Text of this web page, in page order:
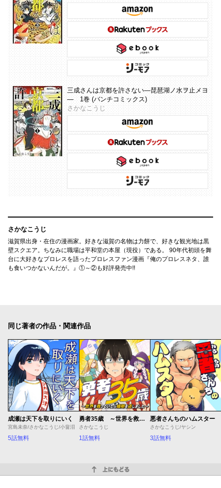
三成さんは京都を許さない―琵琶湖ノ水ヲ止メヨ
― 1巻 (バンチコミックス)
さかなこうじ
さかなこうじ
滋賀県出身・在住の漫画家。好きな滋賀の名物は力餅で、好きな観光地は黒
壁スクエア。ちなみに職場は平和堂の本屋（現役）である。 90年代初頭を舞
台に大好きなプロレスを語ったプロレスファン漫画『俺のプロレスネタ、誰
も食いつかないんだが。』①～②も好評発売中!!
同じ著者の作品・関連作品
成瀬は天下を取りにいく
宮島未奈/さかなこうじ/小畠泪
5話無料
勇者35歳 ～世界を救っていたら婚期を逃しました～
さかなこうじ
1話無料
悪者さんちのハムスター
さかなこうじ/ヤシン
3話無料